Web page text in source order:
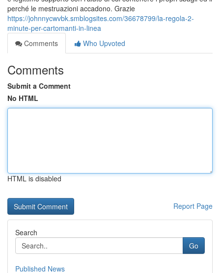
perché le mestruazioni accadono. Grazie
https://johnnycwvbk.smblogsites.com/36678799/la-regola-2-
minute-per-cartomanti-in-linea
Comments
Who Upvoted
Comments
Submit a Comment
No HTML
HTML is disabled
Report Page
Search
Go
Published News